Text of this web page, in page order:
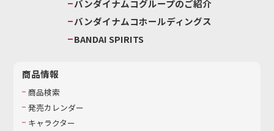
バンダイナムコグループのご紹介
バンダイナムコホールディングス
BANDAI SPIRITS
商品情報
商品検索
発売カレンダー
キャラクター